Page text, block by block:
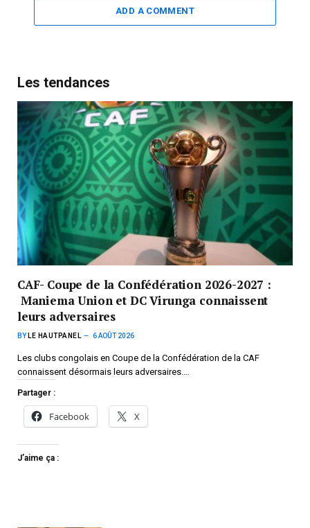
ADD A COMMENT
Les tendances
CAF- Coupe de la Confédération 2026-2027 :
Maniema Union et DC Virunga connaissent
leurs adversaires
BY LE HAUTPANEL 6 AOÛT 2026
Les clubs congolais en Coupe de la Confédération de la CAF
connaissent désormais leurs adversaires.…
Partager :
Facebook X
J’aime ça :